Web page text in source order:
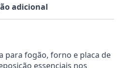
adicional
para fogão, forno e placa de
essenciais nos